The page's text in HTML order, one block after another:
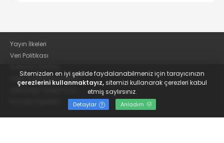
Yayın İlkeleri
Veri Politikası
KVKK Aydınlatma Metni
Sitemizden en iyi şekilde faydalanabilmeniz için tarayıcınızın
çerezlerini kullanmaktayız,sitemizi kullanarak çerezleri kabul
etmiş saylırsınız.
Detaylar Anladım